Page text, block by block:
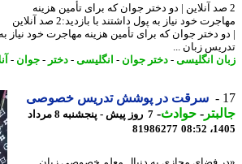
آنلاین | دو دختر جوان که برای تأمین هزینه
مهاجرت خود نیاز به پول داشتند با بازدید:2 صد آنلاین
دختر جوان که برای تأمین هزینه مهاجرت خود نیاز به پول
زبان ...
انگلیسی-دختر جوان- انگلیسی-دختر-جوان- آنلاین
سرقت در پوشش تدریس خصوصی
-حوادث -
7 روز پیش - پنجشنبه 8 مرداد
81986277